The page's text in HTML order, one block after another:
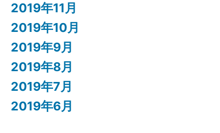
2019年11月
2019年10月
2019年9月
2019年8月
2019年7月
2019年6月